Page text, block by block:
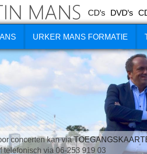
CD's DVD's
URKER MANS FORMATIE
concerten kan via
telefonisch via 06-253 919 03